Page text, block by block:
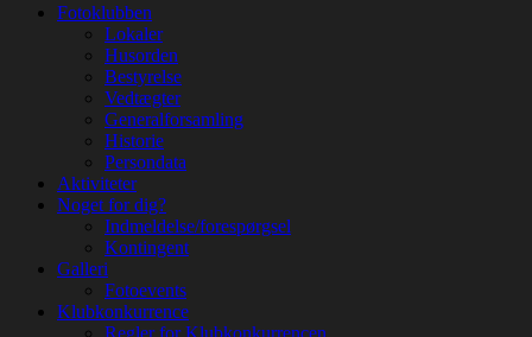
Fotoklubben
Lokaler
Husorden
Bestyrelse
Vedtægter
Generalforsamling
Historie
Persondata
Aktiviteter
Noget for dig?
Indmeldelse/forespørgsel
Kontingent
Galleri
Fotoevents
Klubkonkurrence
Regler for Klubkonkurrencen